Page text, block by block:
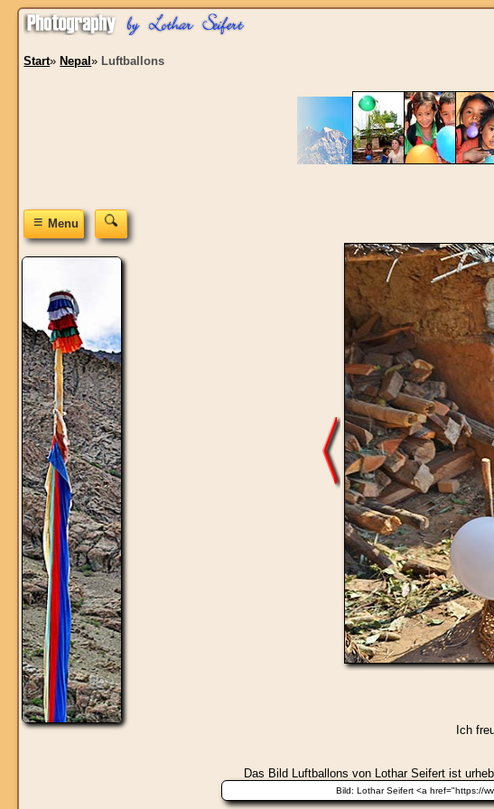
Start» Nepal» Luftballons
≡Menu
Ich
Das Bild Luftballons von Lothar Seifert ist